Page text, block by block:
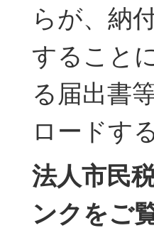
らが、納
すること
る届出書
ロードす
法人市民
ンクをご